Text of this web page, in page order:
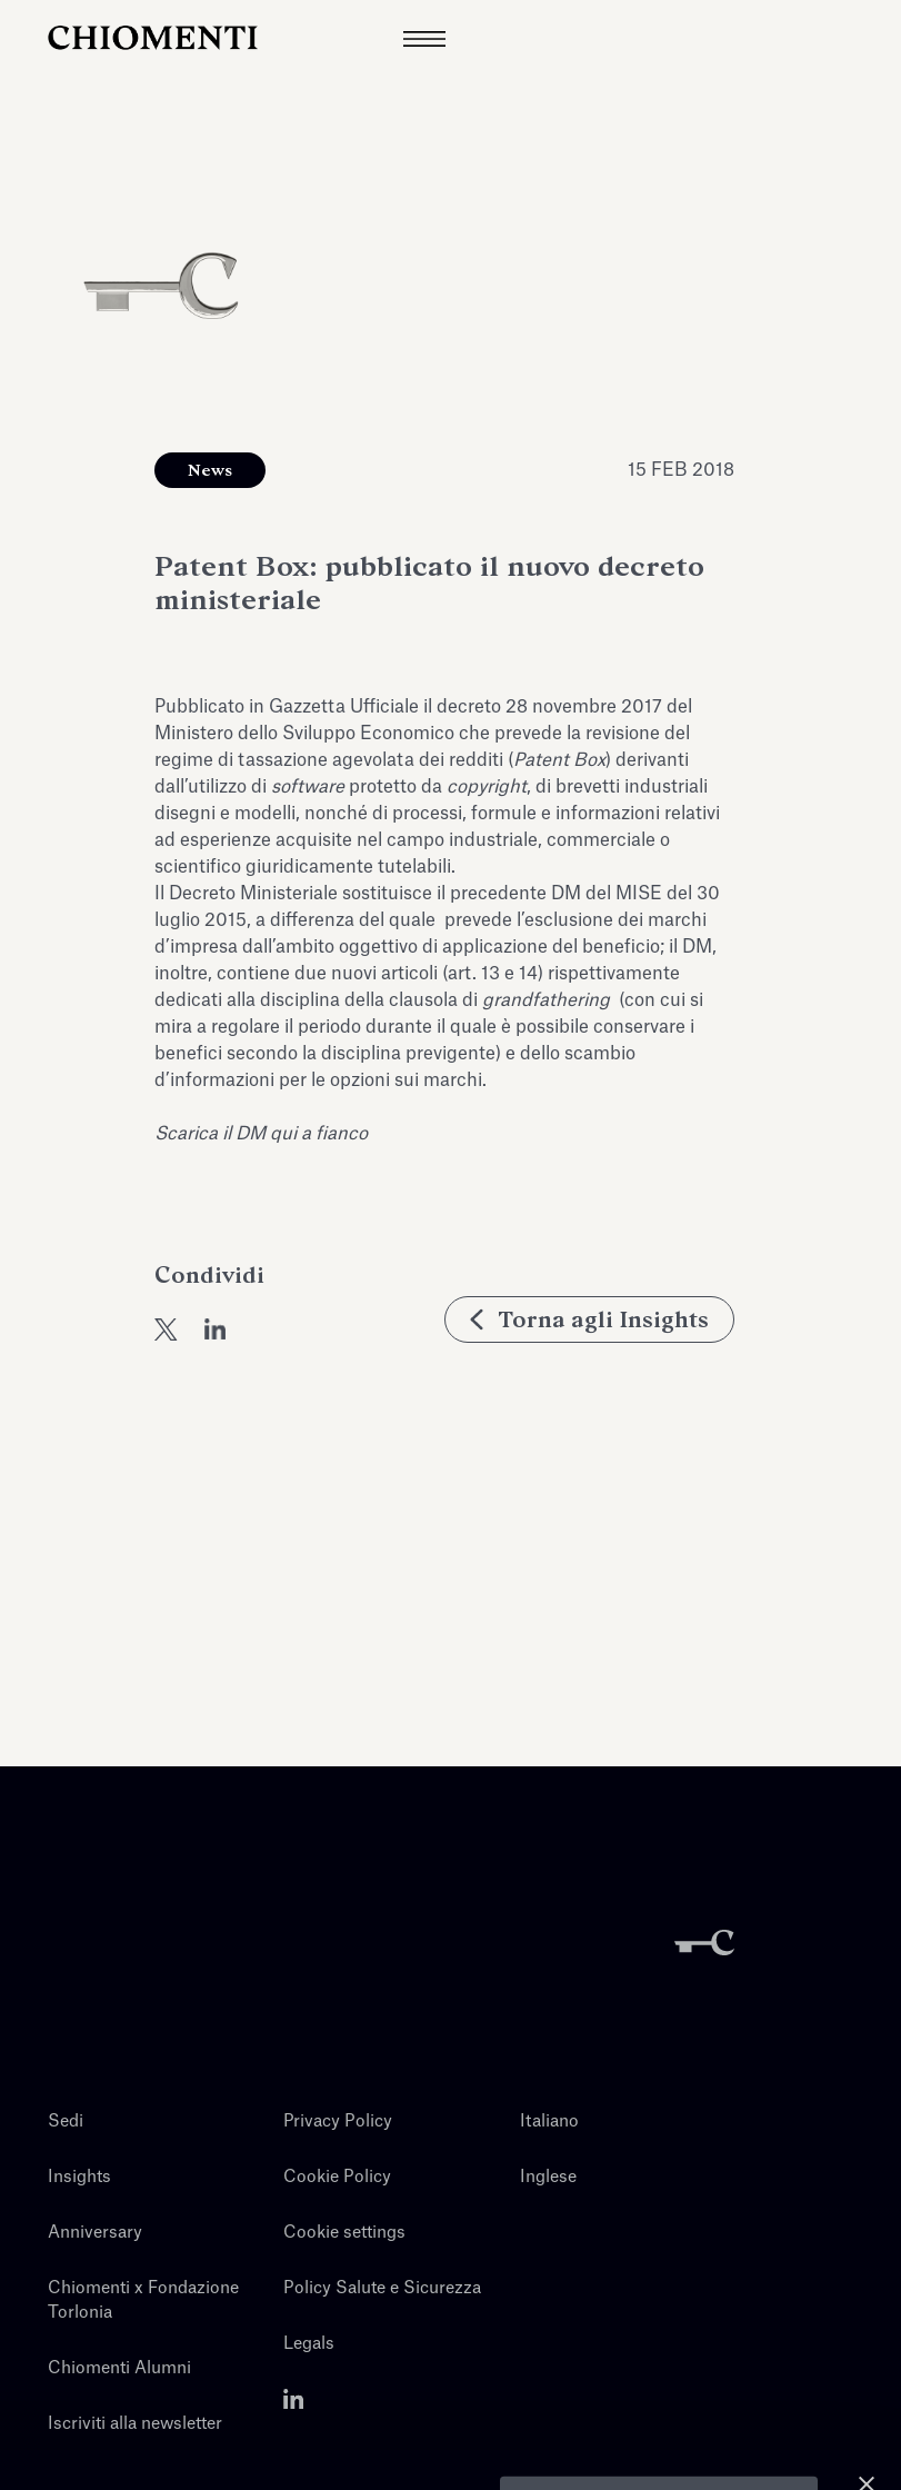
News 15 FEB 2018
Patent Box: pubblicato il nuovo decreto
ministeriale
Pubblicato in Gazzetta Ufficiale il decreto 28 novembre 2017 del
Ministero dello Sviluppo Economico che prevede la revisione del
regime di tassazione agevolata dei redditi (Patent Box) derivanti
dall’utilizzo di softwareprotetto da copyright, di brevetti industriali
disegni e modelli, nonché di processi, formule e informazioni relativi
ad esperienze acquisite nel campo industriale, commerciale o
scientifico giuridicamente tutelabili.
Il Decreto Ministeriale sostituisce il precedente DM del MISE del 30
luglio 2015, a differenza del quale prevede l’esclusione dei marchi
d’impresa dall’ambito oggettivo di applicazione del beneficio; il DM,
inoltre, contiene due nuovi articoli (art. 13 e 14) rispettivamente
dedicati alla disciplina della clausola di grandfathering (con cui si
mira a regolare il periodo durante il quale è possibile conservare i
benefici secondo la disciplina previgente) e dello scambio
d’informazioni per le opzioni sui marchi.
Scarica il DM qui a fianco
Condividi
Torna agli Insights
Sedi
Insights
Anniversary
Chiomenti x Fondazione
Torlonia
Chiomenti Alumni
Iscriviti alla newsletter
Privacy Policy
Cookie Policy
Cookie settings
Policy Salute e Sicurezza
Legals
Italiano
Inglese